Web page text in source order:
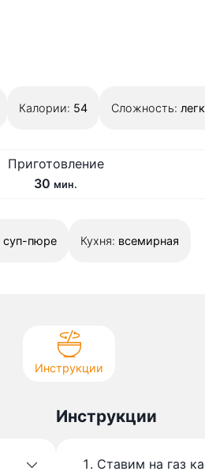
Калории: 54 Сложность:
Приготовление
30 м
у
мин.
суп-пюре Кухня: всемирная
Инструкции
Инструкции
Ставим на газ